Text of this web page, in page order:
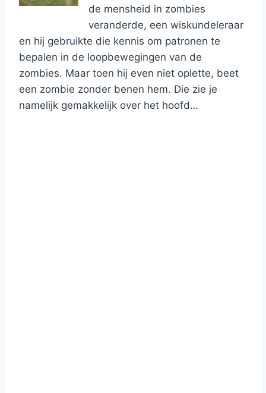
de mensheid in zombies
veranderde, een wiskundeleraar
en hij gebruikte die kennis om patronen te
bepalen in de loopbewegingen van de
zombies. Maar toen hij even niet oplette, beet
een zombie zonder benen hem. Die zie je
namelijk gemakkelijk over het hoofd…